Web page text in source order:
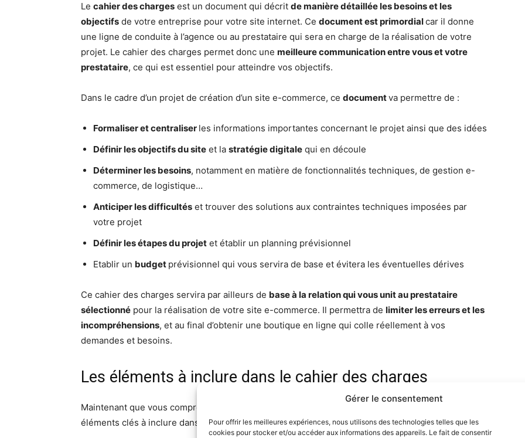
Gérer le consentement
Pour offrir les meilleures expériences, nous utilisons des technologies telles que les
cookies pour stocker et/ou accéder aux informations des appareils. Le fait de consentir
Le cahier des charges est un document qui décrit de manière détaillée les besoins et les
objectifs de votre entreprise pour votre site internet. Ce document est primordialcar il donne
une ligne de conduite à l’agence ou au prestataire qui sera en charge de la réalisation de votre
projet. Le cahier des charges permet donc une meilleure communication entre vous et votre
prestataire, ce qui est essentiel pour atteindre vos objectifs.
Dans le cadre d’un projet de création d’un site e-commerce, ce documentva permettre de :
Formaliser et centraliser les informations importantes concernant le projet ainsi que des idées
Définir les objectifs du site et la stratégie digitale qui en découle
Déterminer les besoins, notamment en matière de fonctionnalités techniques, de gestion e-
commerce, de logistique…
Anticiper les difficultés et trouver des solutions aux contraintes techniques imposées par
votre projet
Définir les étapes du projet et établir un planning prévisionnel
Etablir un budget prévisionnel qui vous servira de base et évitera les éventuelles dérives
Ce cahier des charges servira par ailleurs de base à la relation qui vous unit au prestataire
sélectionné pour la réalisation de votre site e-commerce. Il permettra de limiter les erreurs et les
incompréhensions, et au final d’obtenir une boutique en ligne qui colle réellement à vos
demandes et besoins.
Les éléments à inclure dans le cahier des charges
Maintenant que vous comprenez l’importance d’un cahier des charges, voyons ensemble les
éléments clés à inclure dans ce document.